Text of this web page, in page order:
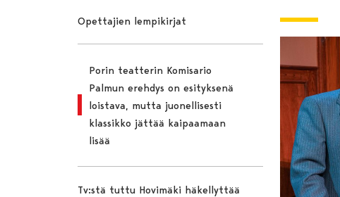
Opettajien lempikirjat
Porin teatterin Komisario
Palmun erehdys on esityksenä
loistava, mutta juonellisesti
klassikko jättää kaipaamaan
lisää
Tv:stä tuttu Hovimäki häkellyttää